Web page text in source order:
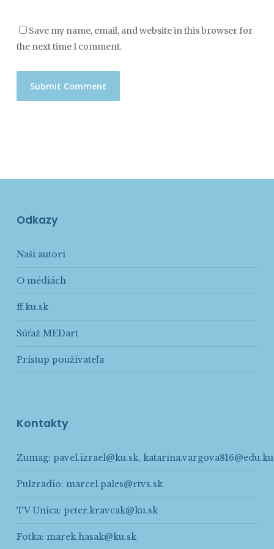
Save my name, email, and website in this browser for
the next time I comment.
Odkazy
Naši autori
O médiách
ff.ku.sk
Súťaž MEDart
Prístup používateľa
Kontakty
Zumag: pavel.izrael@ku.sk,
Pulzradio: marcel.pales@rtvs.sk
TV Unica: peter.kravcak@ku.sk
Fotka: marek.hasak@ku.sk